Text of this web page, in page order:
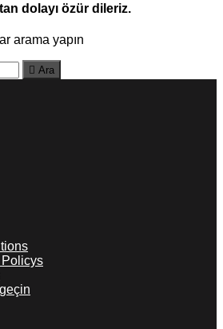
dolayı özür dileriz.
arama yapın
 Ara
Policys